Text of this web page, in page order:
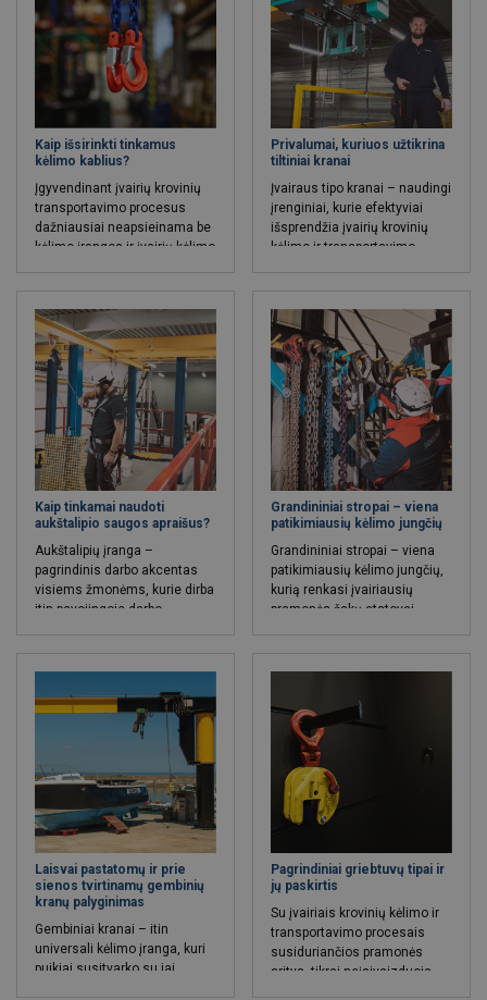
Grandininiai stropai – aukštai
temperatūrai atsparūs kėlimo
lynai, kurie pasižymi
nepriekaištingais tvarumo ir
ilgaamžiškumo rodikliais.
keliamąja galia ir patikimai
susitvarko su įvairaus tipo
kėlimo uždaviniais. Ir
plieniniai, ir grandiniai stropai
turi savų pranašumų ir
trūkumų.
Kaip išsirinkti tinkamus
kėlimo kablius?
Įgyvendinant įvairių krovinių
transportavimo procesus
dažniausiai neapsieinama be
kėlimo įrangos ir įvairių kėlimo
pritaikyta jungtis –kabliai.
Naudojant kranus, keltuvus ir
kito tipo kėlimo įrangą, kabliai
padeda patogiai ir stabiliai
sugriebti keliamą krovinį bei
transportuoti jį iš vienos
vietos į kitą. Įprastai kablių
gamybos procese yra
naudojamos itin patikimais
tvarumo ir ilgaamžiškumo
rodikliais pasižyminčios
medžiagos, tokios kaip ypač
stiprus, aukštos kokybės
plienas.
Privalumai, kuriuos užtikrina
tiltiniai kranai
Įvairaus tipo kranai – naudingi
įrenginiai, kurie efektyviai
išsprendžia įvairių krovinių
kėlimo ir transportavimo
yra labai plačiai naudojama
įvairiose pramonės šakose,
pradedant statybų sektoriumi
baigiant automobilių pramone
ar skirtingomis gamybos
sritimis.
Kaip tinkamai naudoti
aukštalipio saugos apraišus?
Aukštalipių įranga –
pagrindinis darbo akcentas
visiems žmonėms, kurie dirba
itin pavojingoje darbo
skirtingų, apsaugą aukštyje
Grandininiai stropai – viena
patikimiausių kėlimo jungčių
Grandininiai stropai – viena
patikimiausių kėlimo jungčių,
kurią renkasi įvairiausių
pramonės šakų atstovai.
sąlygomis, vyraujant
temperatūrai.
Laisvai pastatomų ir prie
sienos tvirtinamų gembinių
kranų palyginimas
Gembiniai kranai – itin
universali kėlimo įranga, kuri
puikiai susitvarko su jai
Pagrindiniai griebtuvų tipai ir
jų paskirtis
Su įvairiais krovinių kėlimo ir
transportavimo procesais
susiduriančios pramonės
sritys, tikrai neįsivaizduoja